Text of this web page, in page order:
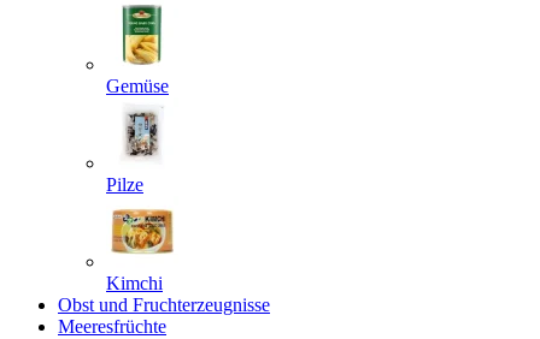
Gemüse
Pilze
Kimchi
Obst und Fruchterzeugnisse
Meeresfrüchte